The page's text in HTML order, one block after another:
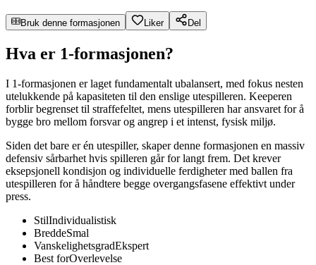
Bruk denne formasjonen Liker Del
Hva er 1-formasjonen?
I 1-formasjonen er laget fundamentalt ubalansert, med fokus nesten
utelukkende på kapasiteten til den enslige utespilleren. Keeperen
forblir begrenset til straffefeltet, mens utespilleren har ansvaret for å
bygge bro mellom forsvar og angrep i et intenst, fysisk miljø.
Siden det bare er én utespiller, skaper denne formasjonen en massiv
defensiv sårbarhet hvis spilleren går for langt frem. Det krever
eksepsjonell kondisjon og individuelle ferdigheter med ballen fra
utespilleren for å håndtere begge overgangsfasene effektivt under
press.
StilIndividualistisk
BreddeSmal
VanskelighetsgradEkspert
Best forOverlevelse